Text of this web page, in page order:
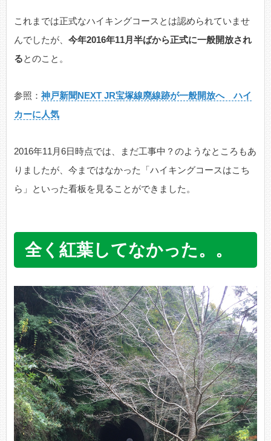
これまでは正式なハイキングコースとは認められていませ
んでしたが、 今年2016年11月半ばから正式に一般開放され
るとのこと。
参照： 神戸新聞NEXT JR宝塚線廃線跡が一般開放へ ハイ
カーに人気
2016年11月6日時点では、まだ工事中？のようなところもあ
りましたが、今まではなかった「ハイキングコースはこち
ら」といった看板を見ることができました。
全く紅葉してなかった。。